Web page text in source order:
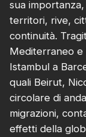
sua
territori, rive,
continuità.
Mediterraneo e
Istambul a
quali Beirut,
circolare di
migrazioni,
effetti della